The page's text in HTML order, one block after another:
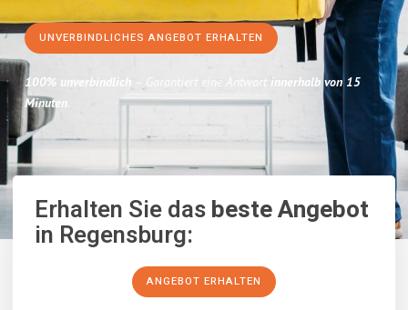
UNVERBINDLICHES ANGEBOT ERHALTEN
100% unverbindlich – Garantiert eine Antwort innerhalb von 15
Minuten.
Erhalten Sie dasbeste Angebot
in Regensburg:
ANGEBOT ERHALTEN